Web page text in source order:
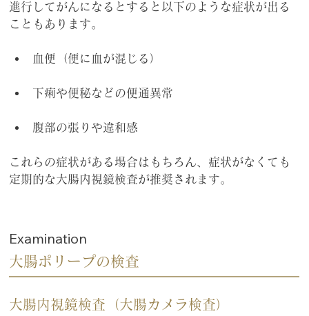
進行してがんになるとすると以下のような症状が出る
こともあります。
血便（便に血が混じる）
下痢や便秘などの便通異常
腹部の張りや違和感
これらの症状がある場合はもちろん、症状がなくても
定期的な大腸内視鏡検査が推奨されます。
Examination
大腸ポリープの検査
大腸内視鏡検査（大腸カメラ検査）